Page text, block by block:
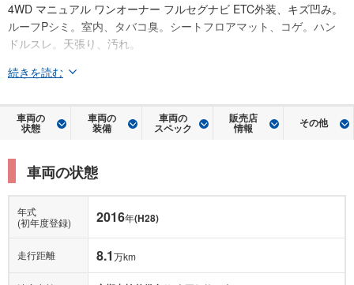
4WD マニュアル ワンオーナー フルセグナビ ETC外装、キズ凹み。
ルーフPシミ。室内、タバコ臭。シートフロアマット、コゲ。ハン
ドルスレ。天張り、汚れ。
続きを読む
車両の
状態
車両の
装備
車両の
スペック
販売店
情報 その他
車両の状態
年式
(初年度登録)
2016年(H28)
走行距離 8.1万km